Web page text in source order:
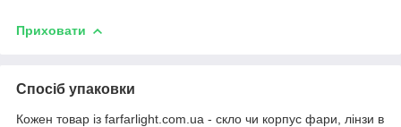
Приховати
Спосіб упаковки
Кожен товар із farfarlight.com.ua - скло чи корпус фари, лінзи в